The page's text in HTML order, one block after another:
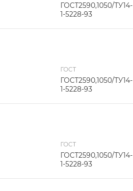
ГОСТ2590,1050/ТУ14-
1-5228-93
ГОСТ
ГОСТ2590,1050/ТУ14-
1-5228-93
ГОСТ
ГОСТ2590,1050/ТУ14-
1-5228-93